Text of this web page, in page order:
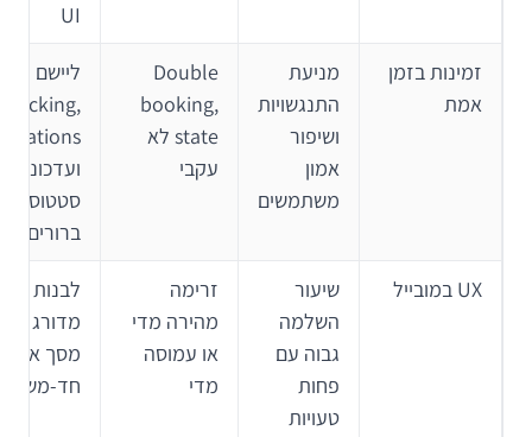
UI
זמינות בזמן
אמת
מניעת
התנגשויות
ושיפור
אמון
משתמשים
Double
booking,
state לא
עקבי
ליישם
locking,
ועדכוני
סטטוס
ברורים
UX במובייל
שיעור
השלמה
גבוה עם
פחות
טעויות
זרימה
מהירה מדי
או עמוסה
מדי
מדורג עם
מסך
חד-